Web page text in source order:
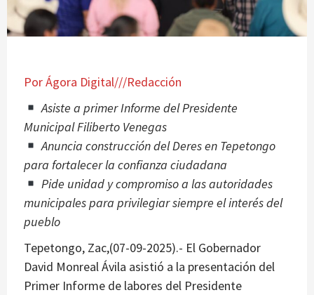
Por Ágora Digital///Redacción
Asiste a primer Informe del Presidente
Municipal Filiberto Venegas
Anuncia construcción del Deres en Tepetongo
para fortalecer la confianza ciudadana
Pide unidad y compromiso a las autoridades
municipales para privilegiar siempre el interés del
pueblo
Tepetongo, Zac,(07-09-2025).- El Gobernador
David Monreal Ávila asistió a la presentación del
Primer Informe de labores del Presidente